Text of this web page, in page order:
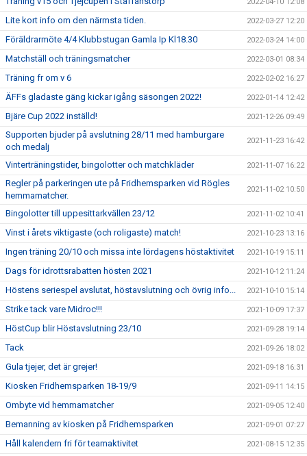
Lite kort info om den närmsta tiden. 2022-03-27 12:20
Föräldrarmöte 4/4 Klubbstugan Gamla Ip Kl18.30 2022-03-24 14:00
Matchställ och träningsmatcher 2022-03-01 08:34
Träning fr om v 6 2022-02-02 16:27
ÄFFs gladaste gäng kickar igång säsongen 2022! 2022-01-14 12:42
Bjäre Cup 2022 inställd! 2021-12-26 09:49
Supporten bjuder på avslutning 28/11 med hamburgare
och medalj
2021-11-23 16:42
Vinterträningstider, bingolotter och matchkläder 2021-11-07 16:22
Regler på parkeringen ute på Fridhemsparken vid Rögles
hemmamatcher.
2021-11-02 10:50
Bingolotter till uppesittarkvällen 23/12 2021-11-02 10:41
Vinst i årets viktigaste (och roligaste) match! 2021-10-23 13:16
Ingen träning 20/10 och missa inte lördagens höstaktivitet 2021-10-19 15:11
Dags för idrottsrabatten hösten 2021 2021-10-12 11:24
Höstens seriespel avslutat, höstavslutning och övrig info... 2021-10-10 15:14
Strike tack vare Midroc!!! 2021-10-09 17:37
HöstCup blir Höstavslutning 23/10 2021-09-28 19:14
Tack 2021-09-26 18:02
Gula tjejer, det är grejer! 2021-09-18 16:31
Kiosken Fridhemsparken 18-19/9 2021-09-11 14:15
Ombyte vid hemmamatcher 2021-09-05 12:40
Bemanning av kiosken på Fridhemsparken 2021-09-01 07:27
Håll kalendern fri för teamaktivitet 2021-08-15 12:35